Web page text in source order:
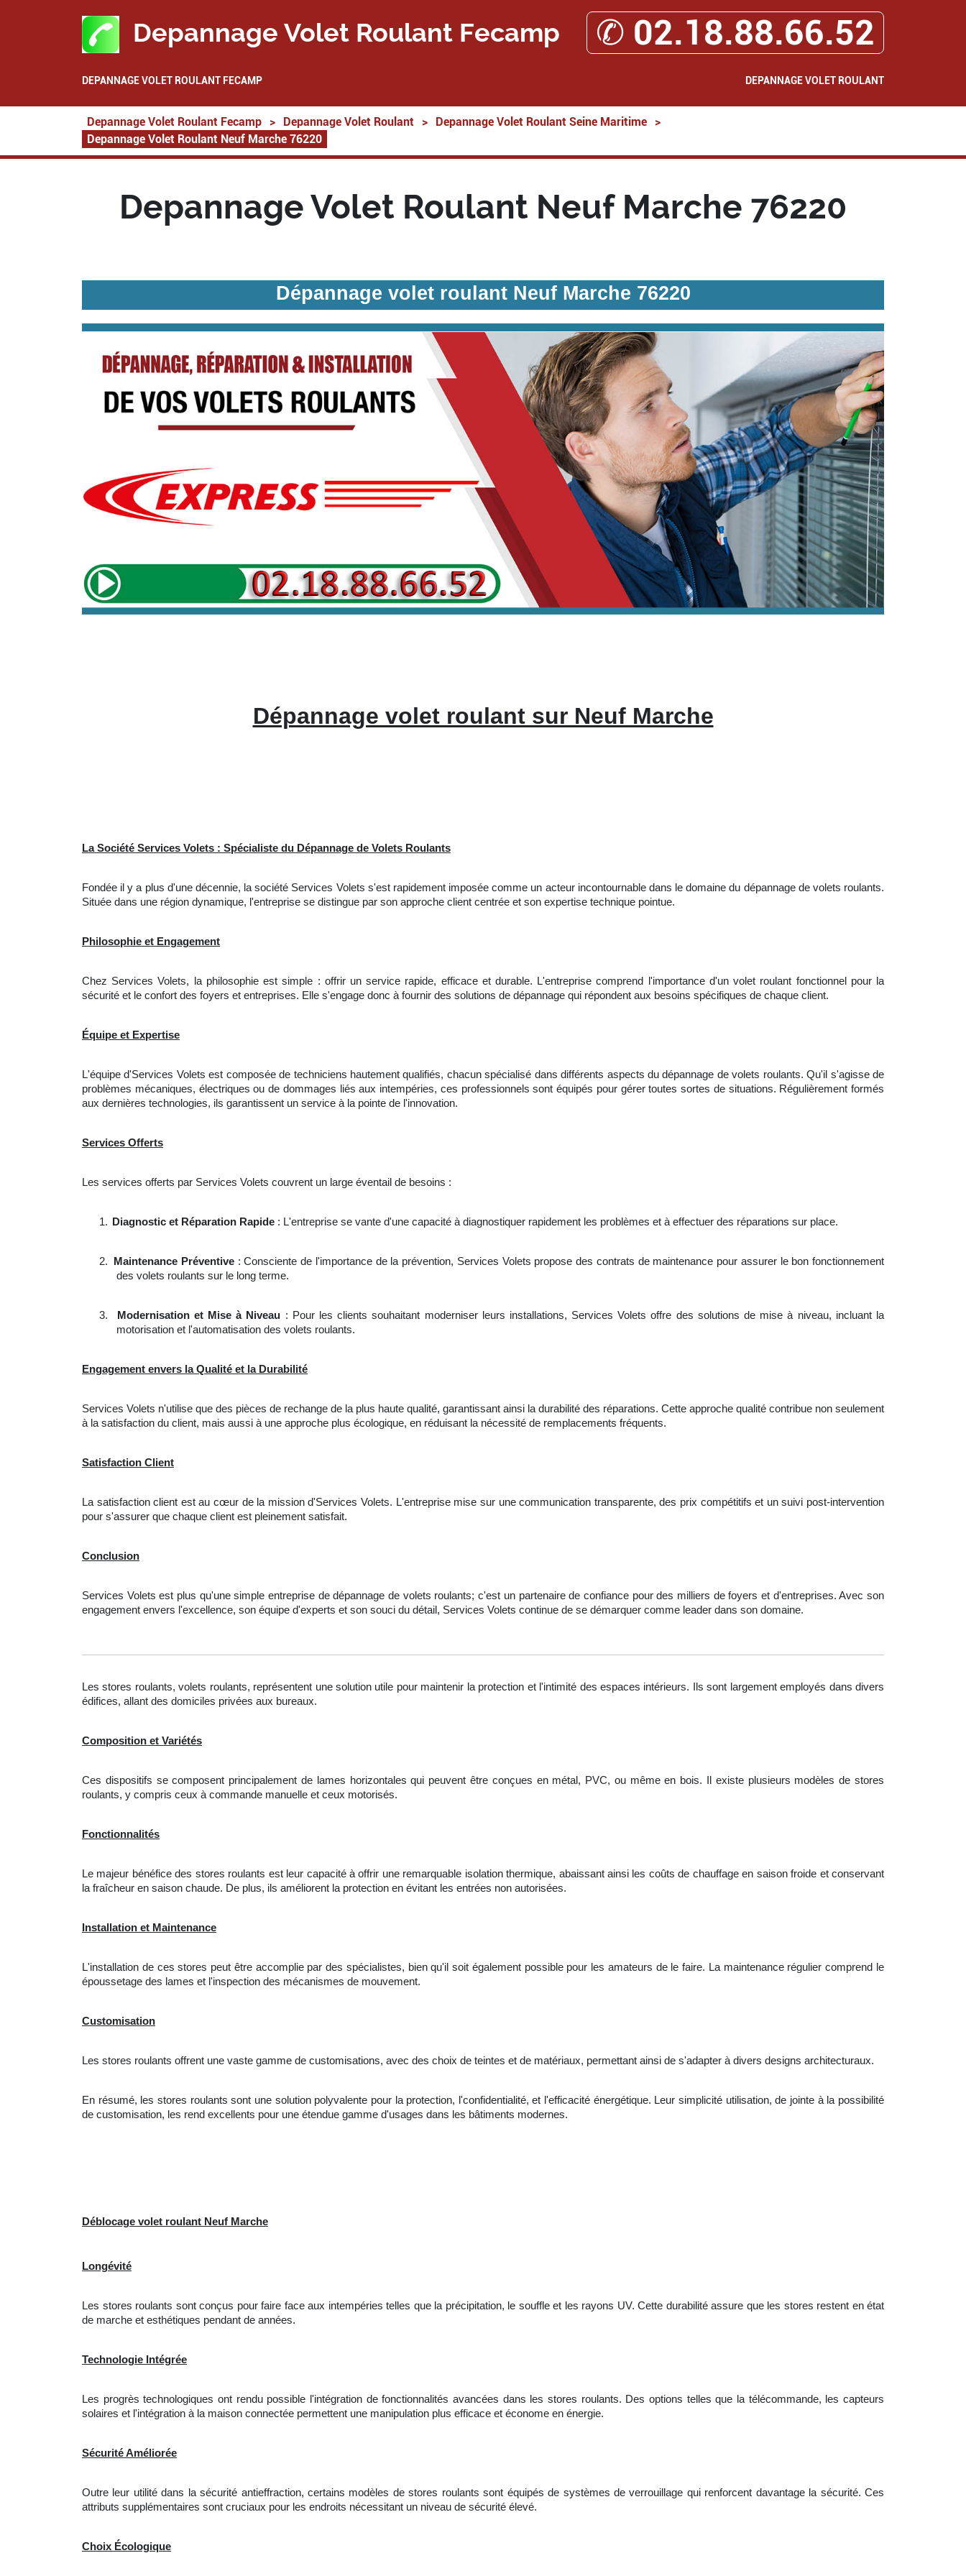
Depannage Volet Roulant Fecamp ✆ 02.18.88.66.52
DEPANNAGE VOLET ROULANT FECAMP DEPANNAGE VOLET ROULANT
Depannage Volet Roulant Fecamp > Depannage Volet Roulant > Depannage Volet Roulant Seine Maritime
>
Depannage Volet Roulant Neuf Marche 76220
Depannage Volet Roulant Neuf Marche 76220
Dépannage volet roulant Neuf Marche 76220
Dépannage volet roulant sur Neuf Marche
La Société Services Volets : Spécialiste du Dépannage de Volets Roulants
Fondée il y a plus d'une décennie, la société Services Volets s'est rapidement imposée comme un acteur incontournable dans le domaine du dépannage de volets roulants.
Située dans une région dynamique, l'entreprise se distingue par son approche client centrée et son expertise technique pointue.
Philosophie et Engagement
Chez Services Volets, la philosophie est simple : offrir un service rapide, efficace et durable. L'entreprise comprend l'importance d'un volet roulant fonctionnel pour la
sécurité et le confort des foyers et entreprises. Elle s'engage donc à fournir des solutions de dépannage qui répondent aux besoins spécifiques de chaque client.
Équipe et Expertise
L'équipe d'Services Volets est composée de techniciens hautement qualifiés, chacun spécialisé dans différents aspects du dépannage de volets roulants. Qu'il s'agisse de
problèmes mécaniques, électriques ou de dommages liés aux intempéries, ces professionnels sont équipés pour gérer toutes sortes de situations. Régulièrement formés
aux dernières technologies, ils garantissent un service à la pointe de l'innovation.
Services Offerts
Les services offerts par Services Volets couvrent un large éventail de besoins :
1. Diagnostic et Réparation Rapide : L'entreprise se vante d'une capacité à diagnostiquer rapidement les problèmes et à effectuer des réparations sur place.
2. Maintenance Préventive: Consciente de l'importance de la prévention, Services Volets propose des contrats de maintenance pour assurer le bon fonctionnement
des volets roulants sur le long terme.
3. Modernisation et Mise à Niveau : Pour les clients souhaitant moderniser leurs installations, Services Volets offre des solutions de mise à niveau, incluant la
motorisation et l'automatisation des volets roulants.
Engagement envers la Qualité et la Durabilité
Services Volets n'utilise que des pièces de rechange de la plus haute qualité, garantissant ainsi la durabilité des réparations. Cette approche qualité contribue non seulement
à la satisfaction du client, mais aussi à une approche plus écologique, en réduisant la nécessité de remplacements fréquents.
Satisfaction Client
La satisfaction client est au cœur de la mission d'Services Volets. L'entreprise mise sur une communication transparente, des prix compétitifs et un suivi post-intervention
pour s'assurer que chaque client est pleinement satisfait.
Conclusion
Services Volets est plus qu'une simple entreprise de dépannage de volets roulants; c'est un partenaire de confiance pour des milliers de foyers et d'entreprises. Avec son
engagement envers l'excellence, son équipe d'experts et son souci du détail, Services Volets continue de se démarquer comme leader dans son domaine.
Les stores roulants, volets roulants, représentent une solution utile pour maintenir la protection et l'intimité des espaces intérieurs. Ils sont largement employés dans divers
édifices, allant des domiciles privées aux bureaux.
Composition et Variétés
Ces dispositifs se composent principalement de lames horizontales qui peuvent être conçues en métal, PVC, ou même en bois. Il existe plusieurs modèles de stores
roulants, y compris ceux à commande manuelle et ceux motorisés.
Fonctionnalités
Le majeur bénéfice des stores roulants est leur capacité à offrir une remarquable isolation thermique, abaissant ainsi les coûts de chauffage en saison froide et conservant
la fraîcheur en saison chaude. De plus, ils améliorent la protection en évitant les entrées non autorisées.
Installation et Maintenance
L'installation de ces stores peut être accomplie par des spécialistes, bien qu'il soit également possible pour les amateurs de le faire. La maintenance régulier comprend le
époussetage des lames et l'inspection des mécanismes de mouvement.
Customisation
Les stores roulants offrent une vaste gamme de customisations, avec des choix de teintes et de matériaux, permettant ainsi de s'adapter à divers designs architecturaux.
En résumé, les stores roulants sont une solution polyvalente pour la protection, l'confidentialité, et l'efficacité énergétique. Leur simplicité utilisation, de jointe à la possibilité
de customisation, les rend excellents pour une étendue gamme d'usages dans les bâtiments modernes.
Déblocage volet roulant Neuf Marche
Longévité
Les stores roulants sont conçus pour faire face aux intempéries telles que la précipitation, le souffle et les rayons UV. Cette durabilité assure que les stores restent en état
de marche et esthétiques pendant de années.
Technologie Intégrée
Les progrès technologiques ont rendu possible l'intégration de fonctionnalités avancées dans les stores roulants. Des options telles que la télécommande, les capteurs
solaires et l'intégration à la maison connectée permettent une manipulation plus efficace et économe en énergie.
Sécurité Améliorée
Outre leur utilité dans la sécurité antieffraction, certains modèles de stores roulants sont équipés de systèmes de verrouillage qui renforcent davantage la sécurité. Ces
attributs supplémentaires sont cruciaux pour les endroits nécessitant un niveau de sécurité élevé.
Choix Écologique